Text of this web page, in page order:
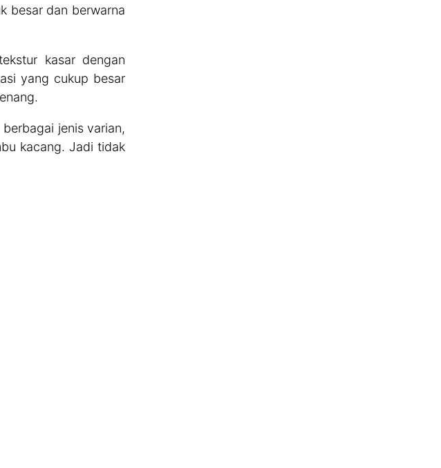
besar dan berwarna
kasar dengan
yang cukup besar
jenis varian,
kacang. Jadi tidak